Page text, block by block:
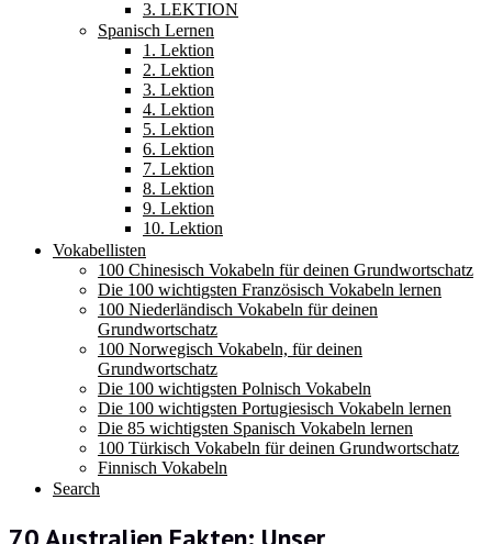
3. LEKTION
Spanisch Lernen
1. Lektion
2. Lektion
3. Lektion
4. Lektion
5. Lektion
6. Lektion
7. Lektion
8. Lektion
9. Lektion
10. Lektion
Vokabellisten
100 Chinesisch Vokabeln für deinen Grundwortschatz
Die 100 wichtigsten Französisch Vokabeln lernen
100 Niederländisch Vokabeln für deinen
Grundwortschatz
100 Norwegisch Vokabeln, für deinen
Grundwortschatz
Die 100 wichtigsten Polnisch Vokabeln
Die 100 wichtigsten Portugiesisch Vokabeln lernen
Die 85 wichtigsten Spanisch Vokabeln lernen
100 Türkisch Vokabeln für deinen Grundwortschatz
Finnisch Vokabeln
Search